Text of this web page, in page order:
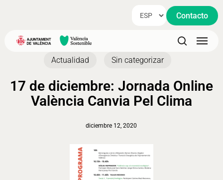
content
Contacto
search
Menu
Actualidad Sin categorizar
17 de diciembre: Jornada Online
València Canvia Pel Clima
diciembre 12, 2020